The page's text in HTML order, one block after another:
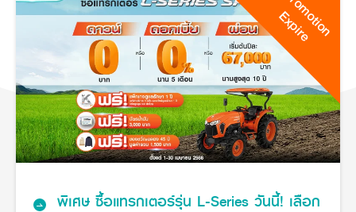
Other products
Mini-excavator
Mini-excavator Implement
Wheel Loader
Agricultural Innovation
Drone
Seeding Center
Investment
Materials
Join the Network
Contact
Company History
Vision & Mission
4 Core Pillars of Business
Asian Leader with International Standard
International
Background
Export Products
International Subsidiaries Offices
International Service Centers
Job Positions
Internship Program
Employee Welfare
New Update
New Update
News & Activity
Corporate News
News & Social Activity
TVC
Royal Projects
OnlineShowroom
Customer Service
Leasing
KUBOTA Store
Promotion
Expire
พิเศษ ซื้อแทรกเตอร์รุ่น L-Series วันนี้! เลือก